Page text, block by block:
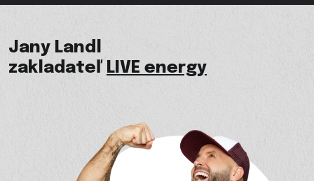
Jany Landl
zakladateľ LIVE energy